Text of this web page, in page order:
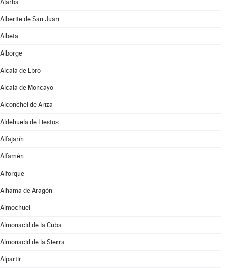
Alarba
Alberite de San Juan
Albeta
Alborge
Alcalá de Ebro
Alcalá de Moncayo
Alconchel de Ariza
Aldehuela de Liestos
Alfajarín
Alfamén
Alforque
Alhama de Aragón
Almochuel
Almonacid de la Cuba
Almonacid de la Sierra
Alpartir